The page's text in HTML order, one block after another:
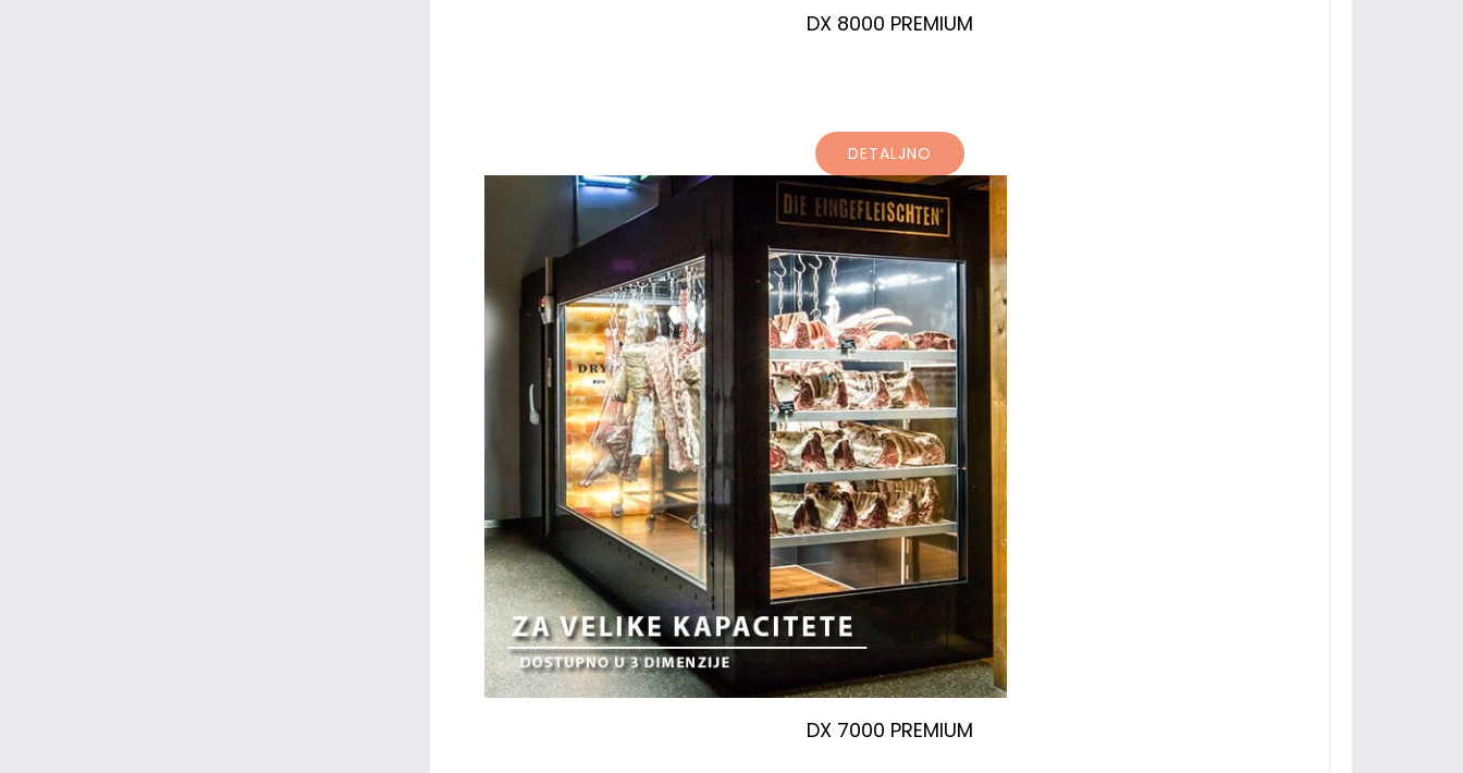
DX 8000 PREMIUM
DETALJNO
DX 7000 PREMIUM